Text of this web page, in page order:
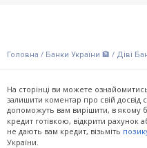
Головна / Банки України 🏦 / Діві
На сторінці ви можете
залишити коментар про свій досвід
допоможуть вам вирішити, в якому
кредит готівкою, відкрити
не дають вам кредит, візьміть
України.